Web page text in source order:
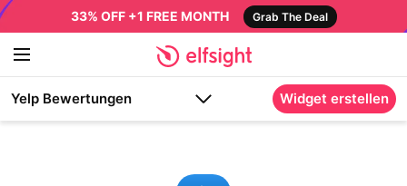
33% OFF +1 FREE MONTH Grab The Deal
Yelp Bewertungen Widget erstellen